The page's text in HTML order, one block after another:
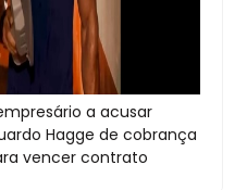
a acusar
Hagge de cobrança
vencer contrato